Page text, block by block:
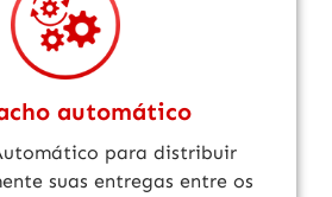
automático
para distribuir
suas entregas entre os